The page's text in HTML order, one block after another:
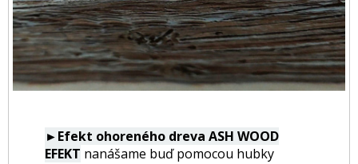
►Efekt ohoreného dreva ASH WOOD
EFEKT nanášame buď pomocou hubky